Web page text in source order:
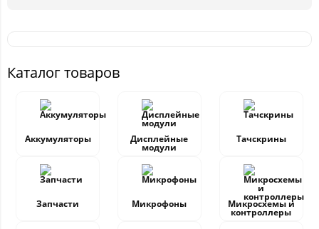
Каталог товаров
Аккумуляторы Дисплейные
модули
Тачскрины
Запчасти Микрофоны Микросхемы и
контроллеры